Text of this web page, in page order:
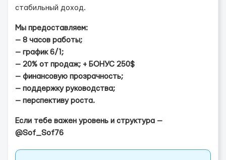
стабильный доход.
Мы предоставляем:
— 8 часов работы;
— график 6/1;
— 20% от продаж; + БОНУС 250$
— финансовую прозрачность;
— поддержку руководства;
— перспективу роста.
Если тебе важен уровень и структура —
@Sof_Sof76